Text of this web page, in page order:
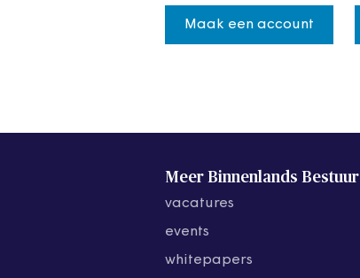
Maak een account
Meer Binnenlands Bestuur
vacatures
events
whitepapers